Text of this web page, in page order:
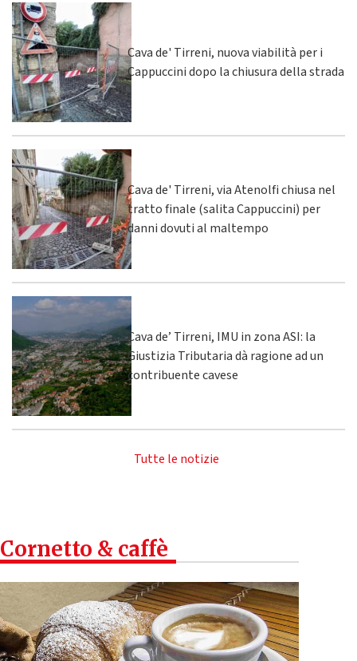
Cava de' Tirreni, nuova viabilità per i
Cappuccini dopo la chiusura della strada
Cava de' Tirreni, via Atenolfi chiusa nel
tratto finale (salita Cappuccini) per
danni dovuti al maltempo
Cava de’ Tirreni, IMU in zona ASI: la
Giustizia Tributaria dà ragione ad un
contribuente cavese
Tutte le notizie
Cornetto & caffè